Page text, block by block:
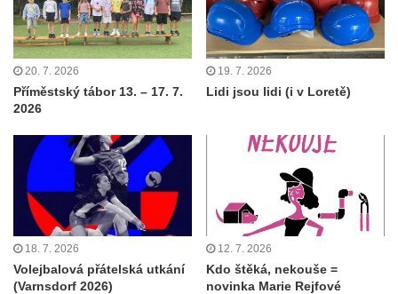
20. 7. 2026
Příměstský tábor 13. – 17. 7.
2026
19. 7. 2026
Lidi jsou lidi (i v Loretě)
18. 7. 2026
Volejbalová přátelská utkání
(Varnsdorf 2026)
12. 7. 2026
Kdo štěká, nekouše =
novinka Marie Rejfové